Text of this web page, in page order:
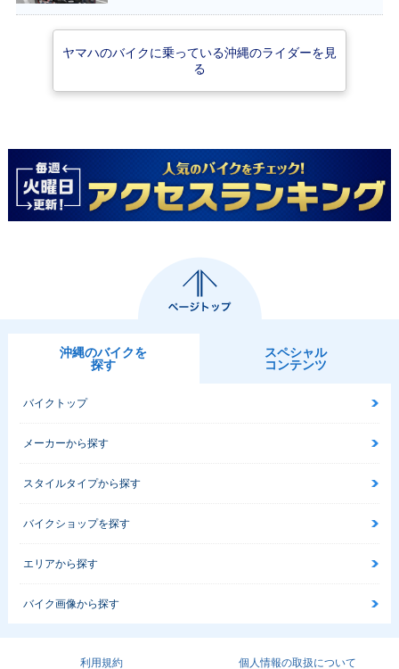
ヤマハのバイクに乗っている沖縄のライダーを見
る
沖縄のバイクを
探す
スペシャル
コンテンツ
バイクトップ
メーカーから探す
スタイルタイプから探す
バイクショップを探す
エリアから探す
バイク画像から探す
利用規約 個人情報の取扱について